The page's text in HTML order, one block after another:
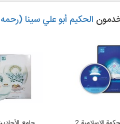
الحكيم أبو علي سينا (رحمه